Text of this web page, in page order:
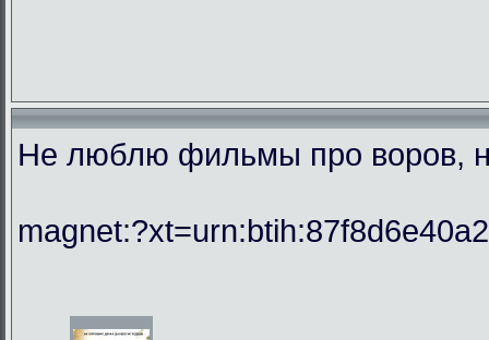
Не люблю фильмы про воров,